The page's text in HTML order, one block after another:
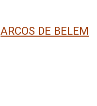
ARCOS DE BELEM